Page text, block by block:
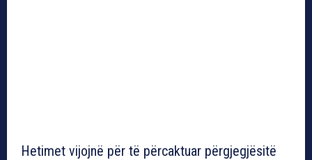
Hetimet vijojnë për të përcaktuar përgjegjësitë